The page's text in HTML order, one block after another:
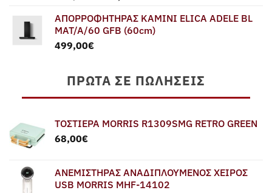
was:
579,00€.
τιμή
είναι:
ΑΠΟΡΡΟΦΗΤΗΡΑΣ ΚΑΜΙΝΙ ELICA ADELE BL
MAT/A/60 GFB (60cm)
499,00€
ΠΡΏΤΑ ΣΕ ΠΩΛΉΣΕΙΣ
ΤΟΣΤΙΕΡΑ MORRIS R1309SMG RETRO GREEN
68,00€
ΑΝΕΜΙΣΤΗΡΑΣ ΑΝΑΔΙΠΛΟΥΜΕΝΟΣ ΧΕΙΡΟΣ
USB MORRIS MHF-14102